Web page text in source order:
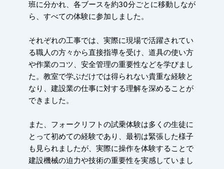
班に分かれ、各ブースを約30分ごとに移動しなが
ら、すべての体験に参加しました。
それぞれの工事では、実際に現場で活躍されてい
る職人の方々から直接指導を受け、道具の使い方
や作業のコツ、安全管理の重要性などを学びまし
た。教室で学ぶだけでは得られない貴重な経験と
なり、建設業の仕事に対する理解を深めることが
できました。
また、フォークリフトの試乗体験は多くの生徒に
とって初めての経験であり、最初は緊張した様子
も見られましたが、実際に操作を体験することで
建設機械の迫力や技術の重要性を実感していまし